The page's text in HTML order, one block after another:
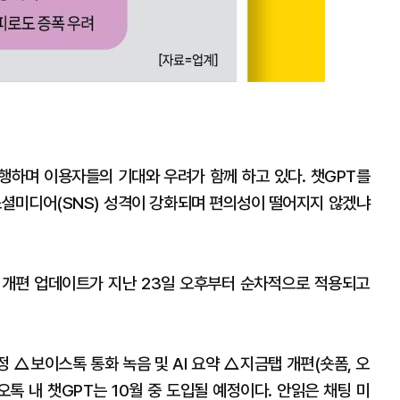
하며 이용자들의 기대와 우려가 함께 하고 있다. 챗GPT를
미디어(SNS) 성격이 강화되며 편의성이 떨어지지 않겠냐
편 업데이트가 지난 23일 오후부터 순차적으로 적용되고
△보이스톡 통화 녹음 및 AI 요약 △지금탭 개편(숏폼, 오
내 챗GPT는 10월 중 도입될 예정이다. 안읽은 채팅 미